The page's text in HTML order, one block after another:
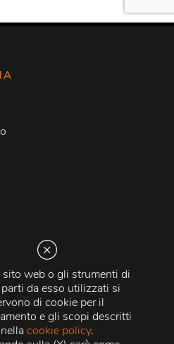
sito web o gli strumenti di
da esso utilizzati si
di cookie per il
e gli scopi descritti
nellacookie policy.